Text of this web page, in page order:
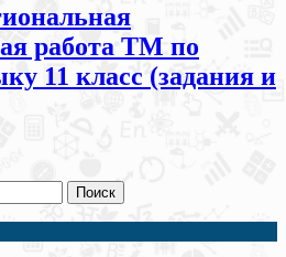
работа ТМ по
11 класс (задания и